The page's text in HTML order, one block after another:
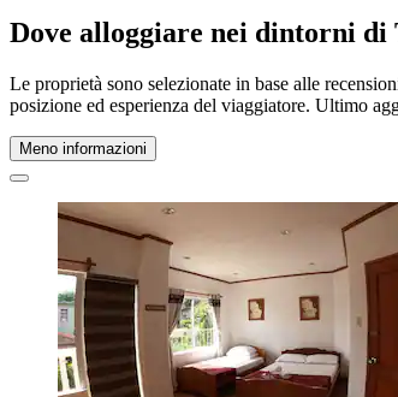
Dove alloggiare nei dintorni di
Le proprietà sono selezionate in base alle
posizione ed esperienza del viaggiatore. Ultimo
Meno informazioni